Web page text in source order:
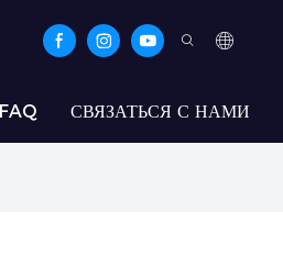
FAQ СВЯЗАТЬСЯ С НАМИ